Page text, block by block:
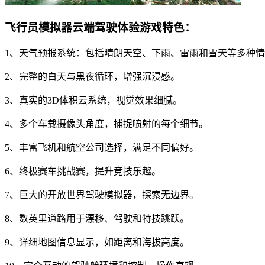
飞行员模拟器云端驾驶体验游戏特色：
1、天气预报系统：包括晴朗天空、下雨、雷雨和雪天等多种
2、完整的白天与黑夜循环，增强沉浸感。
3、真实的3D体积云系统，视觉效果细腻。
4、多个车载摄像头角度，捕捉喷射的每个细节。
5、丰富飞机和航空公司选择，满足不同偏好。
6、终极赛车挑战赛，提升竞技乐趣。
7、巨大的开放世界驾驶模拟器，探索无边界。
8、数英里道路用于漂移、驾驶和特技跳跃。
9、详细地图信息显示，如距离和海拔高度。